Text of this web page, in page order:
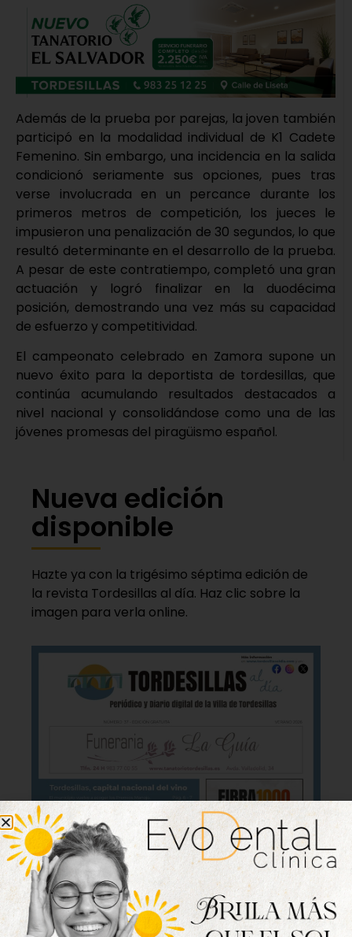
Además de la prueba por parejas, la joven también
participó en la modalidad individual de K1 Cadete
Femenino. Sin embargo, una incidencia en la salida
condicionó seriamente sus opciones, pues tras
verse involucrada en un percance durante los
primeros metros de competición, los jueces le
impusieron una penalización de 30 segundos, lo que
resultó determinante en el desarrollo de la prueba.
A pesar de este contratiempo, completó una gran
actuación y logró finalizar en la duodécima
posición, demostrando una vez más su capacidad
de esfuerzo y competitividad.
El campeonato celebrado en Zamora supone un
nuevo éxito para la deportista de tordesillas, que
continúa acumulando resultados destacados a
nivel nacional y consolidándose como una de las
jóvenes promesas del piragüismo español.
Nueva edición
disponible
Hazte ya con la trigésimo séptima edición de
la revista Tordesillas al día. Haz clic sobre la
imagen para verla online.